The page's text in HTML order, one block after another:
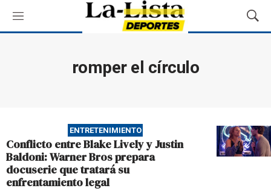
M
e
M
o
ú
s
q
u
romper el círculo
ENTRETENIMIENTO
Conflicto entre Blake Lively y Justin
Baldoni: Warner Bros prepara
docuserie que tratará su
enfrentamiento legal